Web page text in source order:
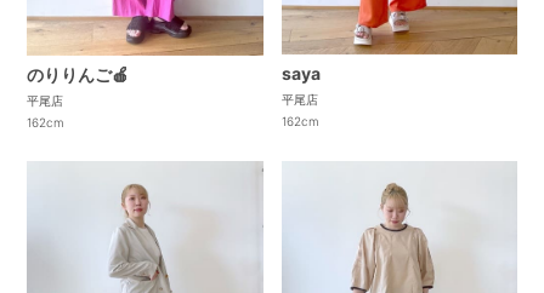
のりりんご🍎
平尾店
162cm
saya
平尾店
162cm